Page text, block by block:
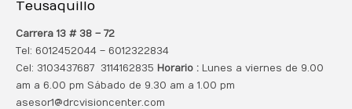
Teusaquillo
Carrera 13 # 38 – 72
Tel: 6012452044 – 6012322834
Cel: 3103437687 3114162835 Horario : Lunes a viernes de 9.00
am a 6.00 pm Sábado de 9.30 am a 1.00 pm
asesor1@drcvisioncenter.com